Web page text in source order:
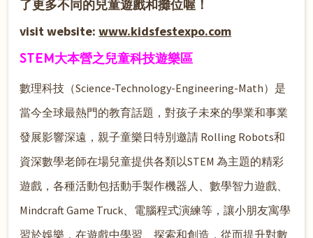
了更多不同的兒童遊戲和攤位喔！
visit website:www.kidsfestexpo.com
STEM大本營之兒童科技遊樂區
數理科技（Science-Technology-Engineering-Math）是
當今全球最熱門的教育話題，對孩子未來的學業和事業
發展影響深遠，親子童樂日特別邀請 Rolling Robots和
資深數學老師在場兒童提供各類以STEM 為主題的精彩
遊戲，各種活動包括動手製作機器人、數學智力遊戲、
Mindcraft Game Truck、電腦程式演練等，讓小朋友寓學
習於娛樂，在遊戲中學習、探索和創造，從而提升對數